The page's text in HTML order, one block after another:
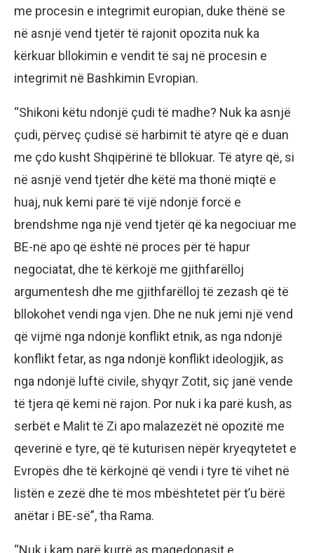
me procesin e integrimit europian, duke thënë se
në asnjë vend tjetër të rajonit opozita nuk ka
kërkuar bllokimin e vendit të saj në procesin e
integrimit në Bashkimin Evropian.
“Shikoni këtu ndonjë çudi të madhe? Nuk ka asnjë
çudi, përveç çudisë së harbimit të atyre që e duan
me çdo kusht Shqipërinë të bllokuar. Të atyre që, si
në asnjë vend tjetër dhe këtë ma thonë miqtë e
huaj, nuk kemi parë të vijë ndonjë forcë e
brendshme nga një vend tjetër që ka negociuar me
BE-në apo që është në proces për të hapur
negociatat, dhe të kërkojë me gjithfarëlloj
argumentesh dhe me gjithfarëlloj të zezash që të
bllokohet vendi nga vjen. Dhe ne nuk jemi një vend
që vijmë nga ndonjë konflikt etnik, as nga ndonjë
konflikt fetar, as nga ndonjë konflikt ideologjik, as
nga ndonjë luftë civile, shyqyr Zotit, siç janë vende
të tjera që kemi në rajon. Por nuk i ka parë kush, as
serbët e Malit të Zi apo malazezët në opozitë me
qeverinë e tyre, që të kuturisen nëpër kryeqytetet e
Evropës dhe të kërkojnë që vendi i tyre të vihet në
listën e zezë dhe të mos mbështetet për t’u bërë
anëtar i BE-së”, tha Rama.
“Nuk i kam parë kurrë as maqedonasit e